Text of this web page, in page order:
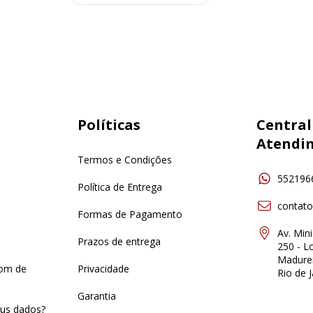
de
dados?
Políticas
Termos e Condições
Política de Entrega
Formas de Pagamento
Prazos de entrega
Privacidade
Garantia
Av.
250 -
Rio de